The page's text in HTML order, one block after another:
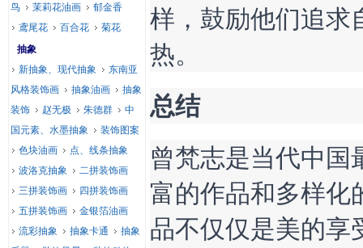
样，鼓励他们追求
热。
总结
曾梵志是当代中
富的作品和多样化
品不仅仅是美的享
鸟
茉莉花油画
郁金香
鸢尾花
百合花
菊花
抽象
新抽象、现代抽象
东南亚
风格装饰画
抽象油画
抽象
装饰
赵无极 朱德群
中
国元素、水墨抽象
装饰图案
色块油画
点、线条抽象
波洛克抽象
二拼装饰画
三拼装饰画
四拼装饰画
五拼装饰画
金银箔油画
流彩抽象
抽象卡通
抽象